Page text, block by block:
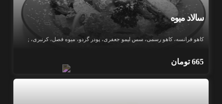
سالاد میوه
کاهو فرانسه، کاهو رسمی، سس لیمو جعفری، پودر گردو، میوه فصل، کرنبری، ;
665 تومان